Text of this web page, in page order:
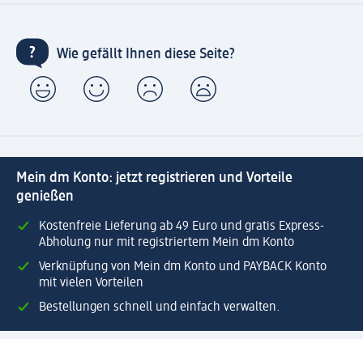
Wie gefällt Ihnen diese Seite?
Mein dm Konto: jetzt registrieren und Vorteile
genießen
Kostenfreie Lieferung ab 49 Euro und gratis Express-
Abholung nur mit registriertem Mein dm Konto
Verknüpfung von Mein dm Konto und PAYBACK Konto
mit vielen Vorteilen
Bestellungen schnell und einfach verwalten.